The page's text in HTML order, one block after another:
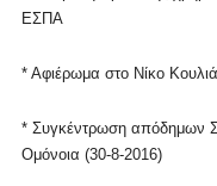
ΕΣΠΑ
* Αφιέρωμα στο Νίκο
* Συγκέντρωση απόδημων
Ομόνοια (30-8-2016)